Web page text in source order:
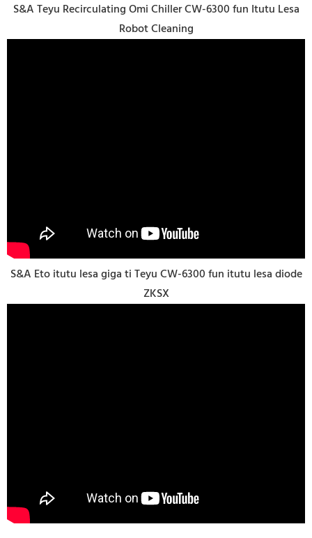
S&A Teyu Recirculating Omi Chiller CW-6300 fun Itutu Lesa
Robot Cleaning
S&A Eto itutu lesa giga ti Teyu CW-6300 fun itutu lesa diode
ZKSX